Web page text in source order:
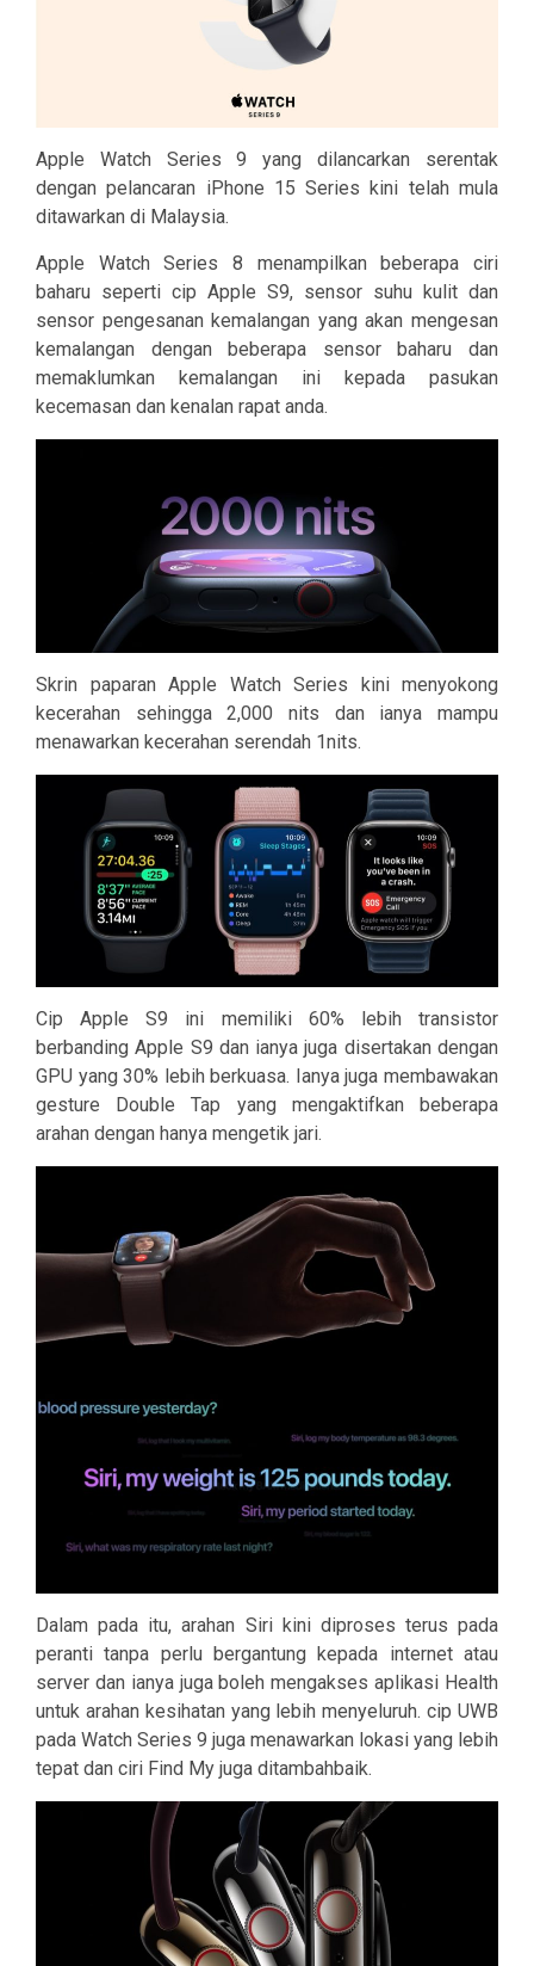
Apple Watch Series 9 yang dilancarkan serentak
dengan pelancaran iPhone 15 Series kini telah mula
ditawarkan di Malaysia.
Apple Watch Series 8 menampilkan beberapa ciri
baharu seperti cip Apple S9, sensor suhu kulit dan
sensor pengesanan kemalangan yang akan mengesan
kemalangan dengan beberapa sensor baharu dan
memaklumkan kemalangan ini kepada pasukan
kecemasan dan kenalan rapat anda.
Skrin paparan Apple Watch Series kini menyokong
kecerahan sehingga 2,000 nits dan ianya mampu
menawarkan kecerahan serendah 1nits.
Cip Apple S9 ini memiliki 60% lebih transistor
berbanding Apple S9 dan ianya juga disertakan dengan
GPU yang 30% lebih berkuasa. Ianya juga membawakan
gesture Double Tap yang mengaktifkan beberapa
arahan dengan hanya mengetik jari.
Dalam pada itu, arahan Siri kini diproses terus pada
peranti tanpa perlu bergantung kepada internet atau
server dan ianya juga boleh mengakses aplikasi Health
untuk arahan kesihatan yang lebih menyeluruh. cip UWB
pada Watch Series 9 juga menawarkan lokasi yang lebih
tepat dan ciri Find My juga ditambahbaik.